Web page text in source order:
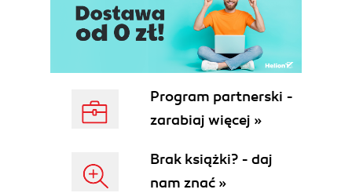
Program partnerski -
zarabiaj więcej »
Brak książki? - daj
nam znać »